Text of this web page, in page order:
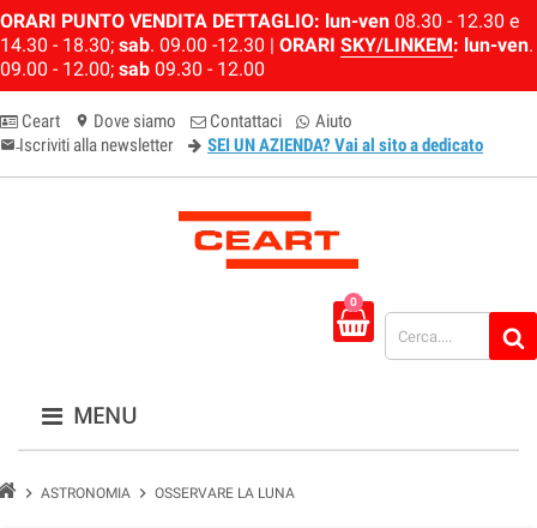
ORARI PUNTO VENDITA DETTAGLIO: lun-ven 08.30 - 12.30 e
14.30 - 18.30; sab. 09.00 -12.30 | ORARI SKY/LINKEM: lun-ven.
09.00 - 12.00; sab 09.30 - 12.00
Ceart location_on Dove siamo Contattaci Aiuto
email-newsletter
Iscriviti alla newsletter SEI UN AZIENDA? Vai al sito a dedicato
0
MENU
chevron_right ASTRONOMIA chevron_right OSSERVARE LA LUNA